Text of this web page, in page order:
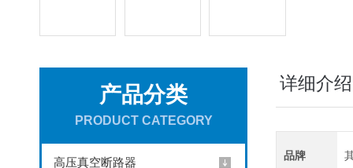
产品分类
PRODUCT CATEGORY
高压真空断路器
详细介绍
品牌